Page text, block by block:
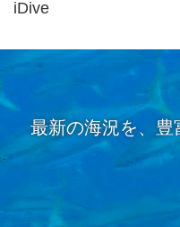
iDive
最新の海況を、